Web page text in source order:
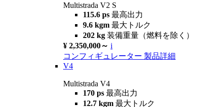
Multistrada V2 S
115.6 ps 最高出力
9.6 kgm 最大トルク
202 kg 装備重量（燃料を除く）
¥ 2,350,000～ i
コンフィギュレーター 製品詳細
V4
Multistrada V4
170 ps 最高出力
12.7 kgm 最大トルク